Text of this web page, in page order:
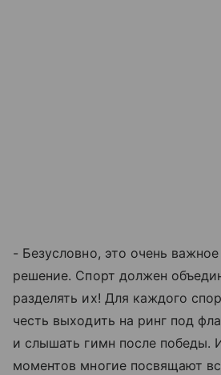
- Безусловно, это очень
решение. Спорт должен
разделять их! Для каждого
честь выходить на ринг под
и слышать гимн после победы.
моментов многие посвящают